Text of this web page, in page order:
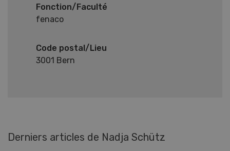
Fonction/Faculté
fenaco
Code postal/Lieu
3001 Bern
Derniers articles de Nadja Schütz